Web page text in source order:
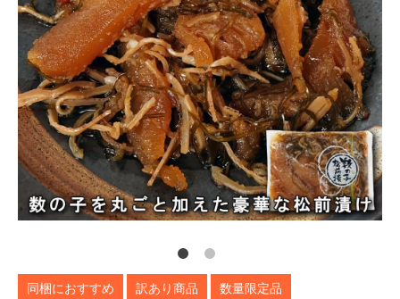
同梱におすすめ 訳あり商品 数量限定品